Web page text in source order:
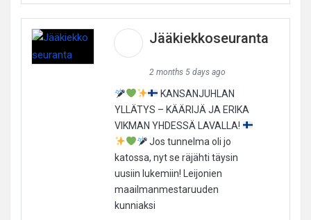
Jääkiekkoseuranta
2 months 5 days ago
KANSANJUHLAN
YLLÄTYS – KÄÄRIJÄ JA ERIKA
VIKMAN YHDESSÄ LAVALLA!
Jos tunnelma oli jo
katossa, nyt se räjähti täysin
uusiin lukemiin! Leijonien
maailmanmestaruuden
kunniaksi